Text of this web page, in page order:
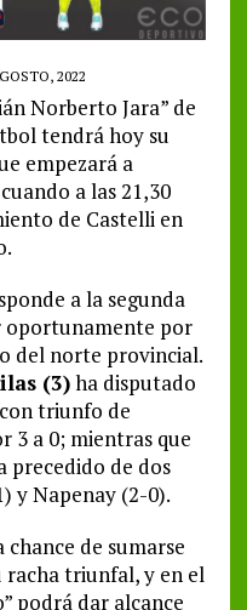
2022
Norberto Jara” de
tendrá hoy su
empezará a
a las 21,30
de Castelli en
a la segunda
oportunamente por
del norte provincial.
(3)ha disputado
triunfo de
3 a 0; mientras que
precedido de dos
y Napenay (2-0).
de sumarse
racha triunfal, y en el
podrá dar alcance